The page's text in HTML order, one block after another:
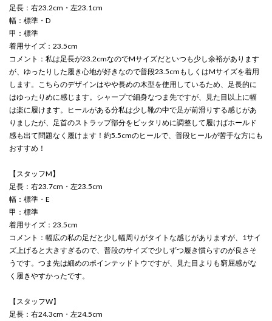
足長：右23.2cm・左23.1cm
幅：標準・D
甲：標準
着用サイズ：23.5cm
コメント：私は足長が23.2cmなのでMサイズだといつも少し余裕があります
が、ゆったりした履き心地が好きなので普段23.5cmもしくはMサイズを着用
します。こちらのデザインはやや長めの木型を使用しているため、足長的に
はゆったりめに感じます。シャープで細身なつま先ですが、見た目以上に幅
は楽に履けます。ヒールがある分私は少し靴の中で足が前滑りする感じがあ
りましたが、足首のストラップ部分をピッタリめに調整して履けばホールド
感も出て問題なく履けます！約5.5cmのヒールで、普段ヒールが苦手な方にも
おすすめ！
【スタッフM】
足長：右23.7cm・左23.5cm
幅：標準・E
甲：標準
着用サイズ：23.5cm
コメント：幅広の私の足だと少し幅周りがタイトな感じがありますが、1サイ
ズ上げると大きすぎるので、普段のサイズで少しずつ履き慣らすのが良さそ
うです。つま先は細めのポインテッドトウですが、見た目よりも窮屈感がな
く履きやすかったです。
【スタッフW】
足長：右24.3cm・左24.5cm